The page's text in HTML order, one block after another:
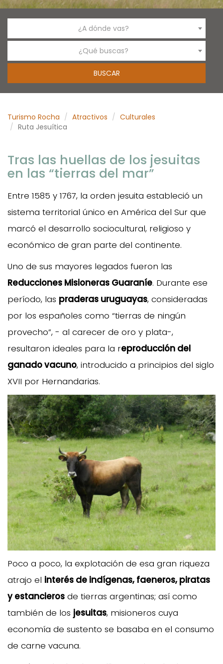
¿A dónde vas?
¿Qué buscas?
Turismo Rocha Atractivos
Culturales
Ruta Jesuítica
Tras las huellas de los jesuitas
en las “tierras del mar”
Entre 1585 y 1767, la orden jesuita estableció un
sistema territorial único en América del Sur que
marcó el desarrollo sociocultural, religioso y
económico de gran parte del continente.
Uno de sus mayores legados fueron las
Reducciones Misioneras Guaraníe. Durante ese
período, las praderas uruguayas, consideradas
por los españoles como “tierras de ningún
provecho”, - al carecer de oro y plata-,
resultaron ideales para la reproducción del
ganado vacuno, introducido a principios del siglo
XVII por Hernandarias.
Poco a poco, la explotación de esa gran riqueza
atrajo el interés de indígenas, faeneros, piratas
y estancieros de tierras argentinas; así como
también de los jesuitas, misioneros cuya
economía de sustento se basaba en el consumo
de carne vacuna.